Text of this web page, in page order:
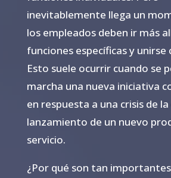
inevitablemente llega un
los empleados deben ir más
funciones específicas y unirse
Esto suele ocurrir cuando se
marcha una nueva iniciativa
en respuesta a una crisis de
lanzamiento de un nuevo
servicio.
¿Por qué son tan